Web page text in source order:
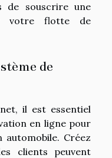
de souscrire une
votre flotte de
de
il est essentiel
en ligne pour
Créez
clients peuvent